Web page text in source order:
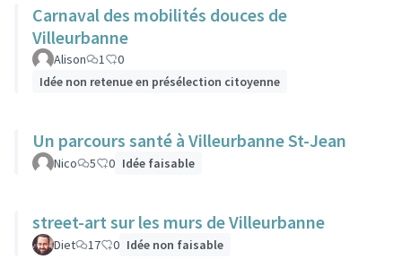
Carnaval des mobilités douces de
Villeurbanne
Alison 1
0
Idée non retenue en présélection citoyenne
Un parcours santé à Villeurbanne St-Jean
Nico 5 0 Idée faisable
street-art sur les murs de Villeurbanne
Diet 17 0 Idée non faisable